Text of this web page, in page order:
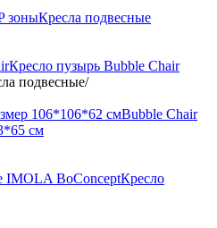
зоныКресла подвесные
Кресло пузырь Bubble Chair
подвесные/
106*106*62 смBubble Chair
см
IMOLA BoConceptКресло